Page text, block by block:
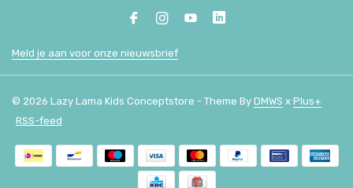
Meld je aan voor onze nieuwsbrief
© 2026 Lazy Lama Kids Conceptstore - Theme By DMWS x Plus+
RSS-feed